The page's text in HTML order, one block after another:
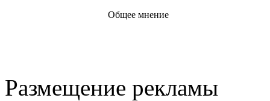
Общее мнение
Размещение рекламы